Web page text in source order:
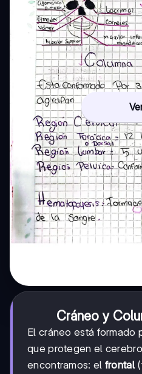
Cráneo y
El cráneo está formado
que protegen el
encontramos: el frontal